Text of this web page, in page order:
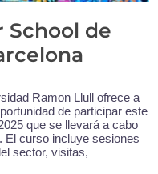
School de
Ramon Llull ofrece a
de participar este
que se llevará a cabo
El curso incluye sesiones
sector, visitas,